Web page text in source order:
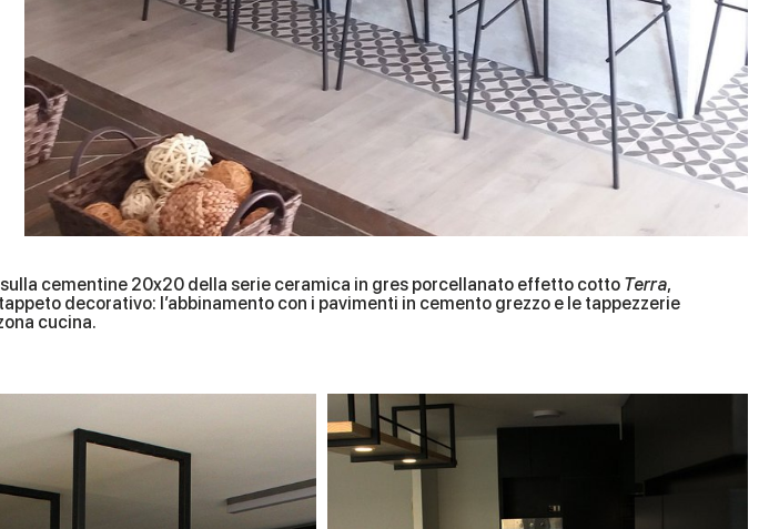
cementine 20x20 della serie ceramica in gres porcellanato effetto cotto Terra,
decorativo: l’abbinamento con i pavimenti in cemento grezzo e le tappezzerie
cucina.